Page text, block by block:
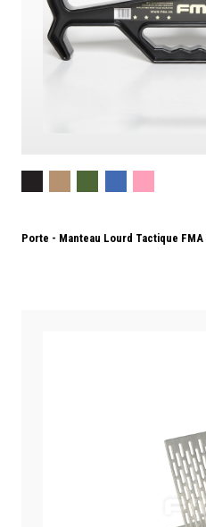
Porte - Manteau Lourd Tactique FMA